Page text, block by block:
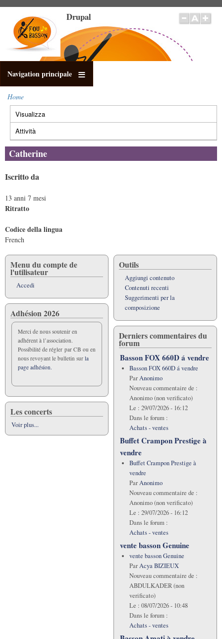
contenuto
principale
Drupal
Navigation principale
Briciole
di
pane
Home
Schede
primarie
Visualizza
attiva)
Attività
Catherine
Iscritto da
13 anni 7 mesi
Ritratto
Codice della lingua
French
Menu du compte de
l'utilisateur
Accedi
Adhésion 2026
Merci de nous soutenir en
adhérent à l’association.
Possibilité de régler par CB ou en
nous revoyant le bulletin sur la
page adhésion.
Les concerts
Voir plus...
Outils
Aggiungi contenuto
Contenuti recenti
Suggerimenti per la
composizione
Derniers commentaires du
forum
Basson FOX 660D á vendre
Basson FOX 660D á vendre
ParAnonimo
Nouveau commentaire de :
Anonimo (non verificato)
Le : 29/07/2026 - 16:12
Dans le forum :
Achats - ventes
Buffet Crampon Prestige à
vendre
Buffet Crampon Prestige à
vendre
ParAnonimo
Nouveau commentaire de :
Anonimo (non verificato)
Le : 29/07/2026 - 16:12
Dans le forum :
Achats - ventes
vente basson Genuine
vente basson Genuine
ParAcya BIZIEUX
Nouveau commentaire de :
ABDULKADER (non
verificato)
Le : 08/07/2026 - 10:48
Dans le forum :
Achats - ventes